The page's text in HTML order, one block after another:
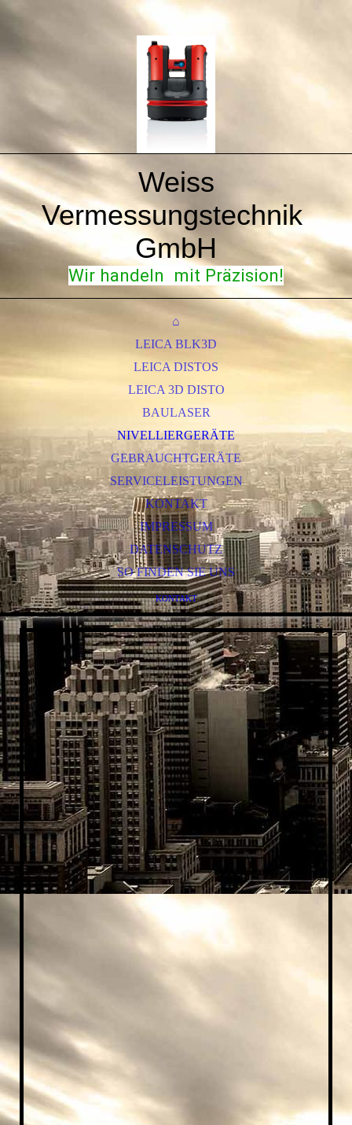
Weiss
Vermessungstechnik
GmbH
Wir handeln mit Präzision!
⌂
LEICA BLK3D
LEICA DISTOS
LEICA 3D DISTO
BAULASER
NIVELLIERGERÄTE
GEBRAUCHTGERÄTE
SERVICELEISTUNGEN
KONTAKT
IMPRESSUM
DATENSCHUTZ
SO FINDEN SIE UNS
KONTAKT